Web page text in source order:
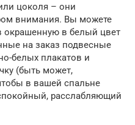
цоколя – они
внимания. Вы можете
окрашенную в белый цвет
на заказ подвесные
белых плакатов и
(быть может,
в вашей спальне
расслабляющий